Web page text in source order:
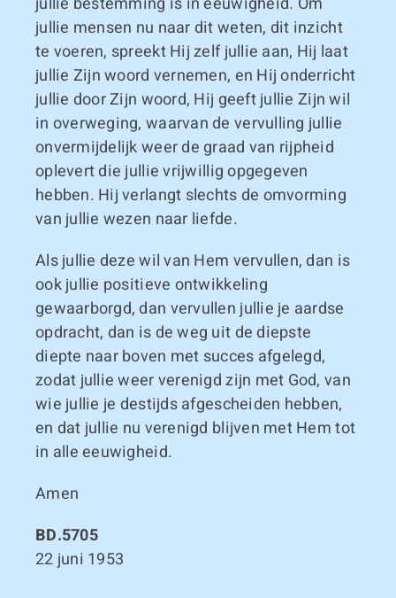
jullie mensen nu naar dit weten, dit inzicht
te voeren, spreekt Hij zelf jullie aan, Hij laat
jullie Zijn woord vernemen, en Hij onderricht
jullie door Zijn woord, Hij geeft jullie Zijn wil
in overweging, waarvan de vervulling jullie
onvermijdelijk weer de graad van rijpheid
oplevert die jullie vrijwillig opgegeven
hebben. Hij verlangt slechts de omvorming
van jullie wezen naar liefde.
Als jullie deze wil van Hem vervullen, dan is
ook jullie positieve ontwikkeling
gewaarborgd, dan vervullen jullie je aardse
opdracht, dan is de weg uit de diepste
diepte naar boven met succes afgelegd,
zodat jullie weer verenigd zijn met God, van
wie jullie je destijds afgescheiden hebben,
en dat jullie nu verenigd blijven met Hem tot
in alle eeuwigheid.
Amen
BD.5705
22 juni 1953